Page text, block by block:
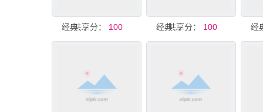
经典川菜菜单展示
共享分： 100 经典湘菜菜单展示
共享分： 100